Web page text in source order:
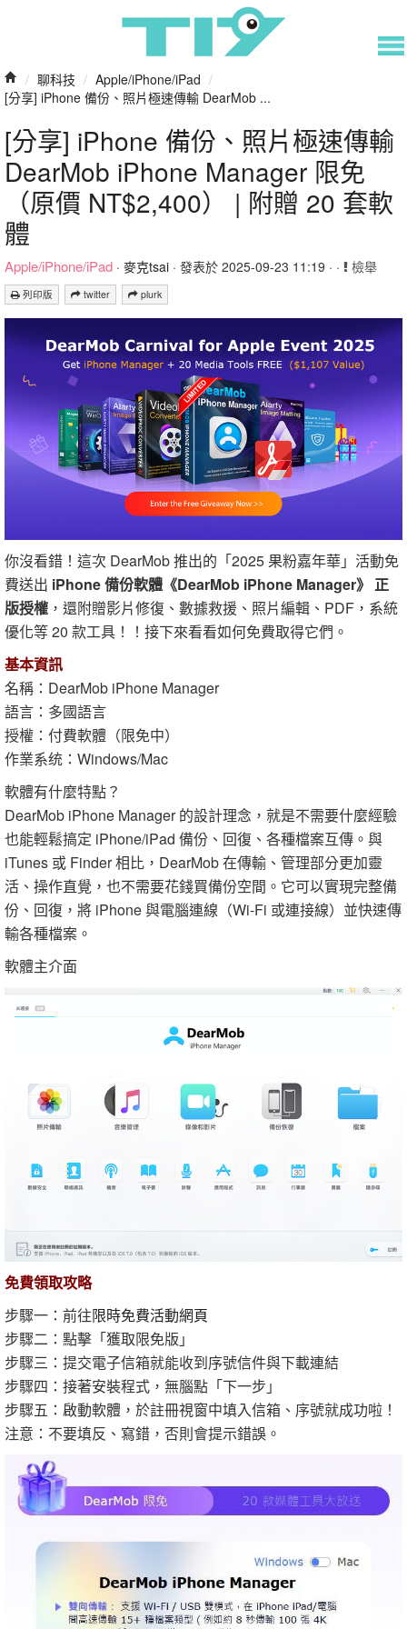
/ 聊科技 / Apple/iPhone/iPad /
[分享] iPhone 備份、照片極速傳輸 DearMob ...
[分享] iPhone 備份、照片極速傳輸
DearMob iPhone Manager 限免
（原價 NT$2,400） | 附贈 20 套軟
體
Apple/iPhone/iPad · 麥克tsai · 發表於 2025-09-23 11:19 · · 檢舉
列印版 twitter plurk
你沒看錯！這次 DearMob 推出的「2025 果粉嘉年華」活動免
費送出 iPhone 備份軟體《DearMob iPhone Manager》 正
版授權 ，還附贈影片修復、數據救援、照片編輯、PDF，系統
優化等 20 款工具！！接下來看看如何免費取得它們。
基本資訊
名稱：DearMob iPhone Manager
語言：多國語言
授權：付費軟體（限免中）
作業系统：Windows/Mac
軟體有什麼特點？
DearMob iPhone Manager 的設計理念，就是不需要什麼經驗
也能輕鬆搞定 iPhone/iPad 備份、回復、各種檔案互傳。與
iTunes 或 Finder 相比，DearMob 在傳輸、管理部分更加靈
活、操作直覺，也不需要花錢買備份空間。它可以實現完整備
份、回復，將 iPhone 與電腦連線（Wi-Fi 或連接線）並快速傳
輸各種檔案。
軟體主介面
免費領取攻略
步驟一：前往限時免費活動網頁
步驟二：點擊「獲取限免版」
步驟三：提交電子信箱就能收到序號信件與下載連結
步驟四：接著安裝程式，無腦點「下一步」
步驟五：啟動軟體，於註冊視窗中填入信箱、序號就成功啦！
注意：不要填反、寫錯，否則會提示錯誤。